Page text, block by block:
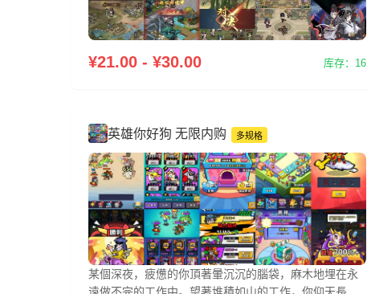
¥21.00 - ¥30.00 库存：16
英雄你好狗 无限内购 多规格
某個深夜，疲憊的你頂著暈沉沉的腦袋，麻木地埋在永